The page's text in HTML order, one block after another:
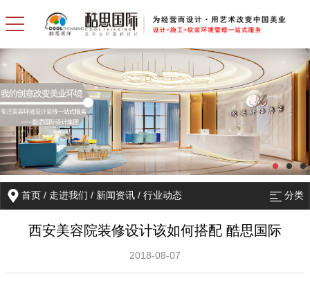
首页 / 走进我们 / 新闻资讯 /行业动态 分类
西安美容院装修设计该如何搭配 酷思国际
2018-08-07